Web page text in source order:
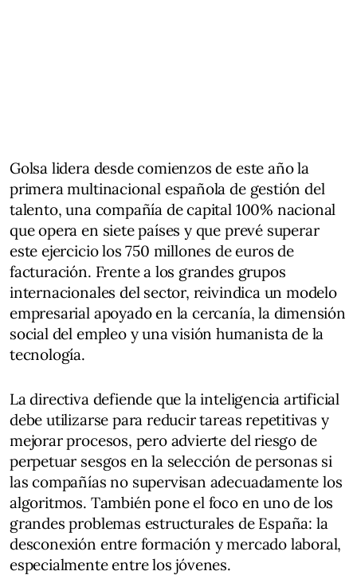
Golsa lidera desde comienzos de este año la
primera multinacional española de gestión del
talento, una compañía de capital 100% nacional
que opera en siete países y que prevé superar
este ejercicio los 750 millones de euros de
facturación. Frente a los grandes grupos
internacionales del sector, reivindica un modelo
empresarial apoyado en la cercanía, la dimensión
social del empleo y una visión humanista de la
tecnología.
La directiva defiende que la inteligencia artificial
debe utilizarse para reducir tareas repetitivas y
mejorar procesos, pero advierte del riesgo de
perpetuar sesgos en la selección de personas si
las compañías no supervisan adecuadamente los
algoritmos. También pone el foco en uno de los
grandes problemas estructurales de España: la
desconexión entre formación y mercado laboral,
especialmente entre los jóvenes.